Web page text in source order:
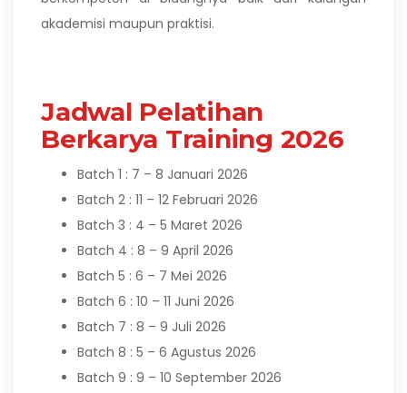
akademisi maupun praktisi.
Jadwal Pelatihan
Berkarya Training 2026
Batch 1 : 7 – 8 Januari 2026
Batch 2 : 11 – 12 Februari 2026
Batch 3 : 4 – 5 Maret 2026
Batch 4 : 8 – 9 April 2026
Batch 5 : 6 – 7 Mei 2026
Batch 6 : 10 – 11 Juni 2026
Batch 7 : 8 – 9 Juli 2026
Batch 8 : 5 – 6 Agustus 2026
Batch 9 : 9 – 10 September 2026